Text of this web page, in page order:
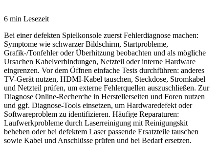
6 min Lesezeit
Bei einer defekten Spielkonsole zuerst Fehlerdiagnose machen:
Symptome wie schwarzer Bildschirm, Startprobleme,
Grafik-/Tonfehler oder Überhitzung beobachten und als mögliche
Ursachen Kabelverbindungen, Netzteil oder interne Hardware
eingrenzen. Vor dem Öffnen einfache Tests durchführen: anderes
TV-Gerät nutzen, HDMI-Kabel tauschen, Steckdose, Stromkabel
und Netzteil prüfen, um externe Fehlerquellen auszuschließen. Zur
Diagnose Online-Recherche in Herstellerseiten und Foren nutzen
und ggf. Diagnose-Tools einsetzen, um Hardwaredefekt oder
Softwareproblem zu identifizieren. Häufige Reparaturen:
Laufwerkprobleme durch Laserreinigung mit Reinigungskit
beheben oder bei defektem Laser passende Ersatzteile tauschen
sowie Kabel und Anschlüsse prüfen und bei Bedarf ersetzen.